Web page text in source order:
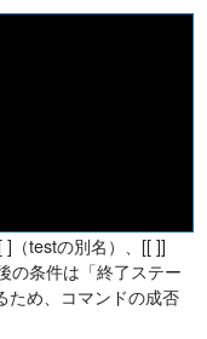
（testの別名）、[[ ]]
の条件は「終了ステー
ため、コマンドの成否